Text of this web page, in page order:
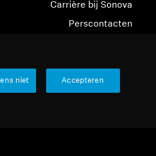
Carrière bij Sonova
Perscontacten
niet Accepteren